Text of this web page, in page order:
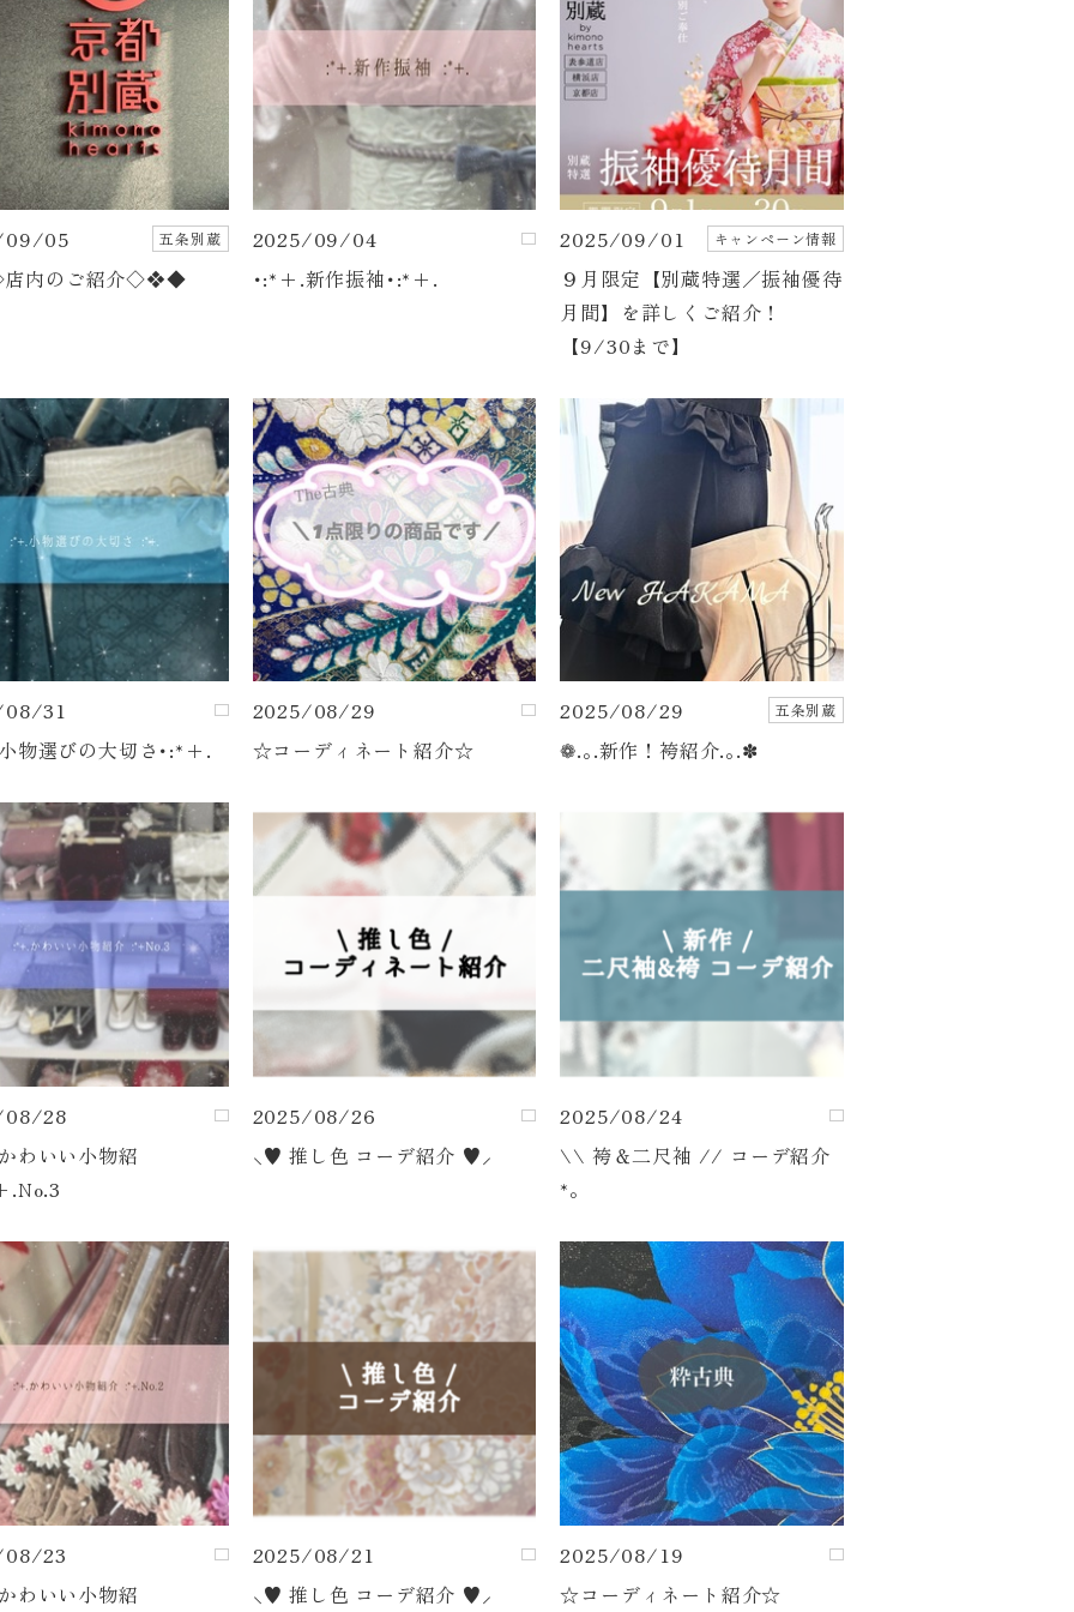
09/05 五条別蔵
内のご紹介◇❖◆
2025/09/04
･:*+.新作振袖･:*+.
2025/09/01 キャンペーン情報
９月限定【別蔵特選／振袖優待
月間】を詳しくご紹介！
【9/30まで】
31
物選びの大切さ･:*+.
2025/08/29
☆コーディネート紹介☆
2025/08/29 五条別蔵
❁.｡.新作！袴紹介.｡.✽
28
わいい小物紹
2025/08/26
⸜♥︎ 推し色 コーデ紹介 ♥︎⸝‍
2025/08/24
\\ 袴＆二尺袖 // コーデ紹介
*｡
23
わいい小物紹
2025/08/21
⸜♥︎ 推し色 コーデ紹介 ♥︎⸝‍
2025/08/19
☆コーディネート紹介☆